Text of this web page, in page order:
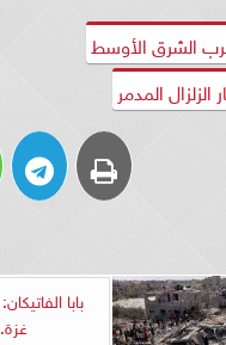
الشرق الأوسط
الزلزال المدمر
بابا